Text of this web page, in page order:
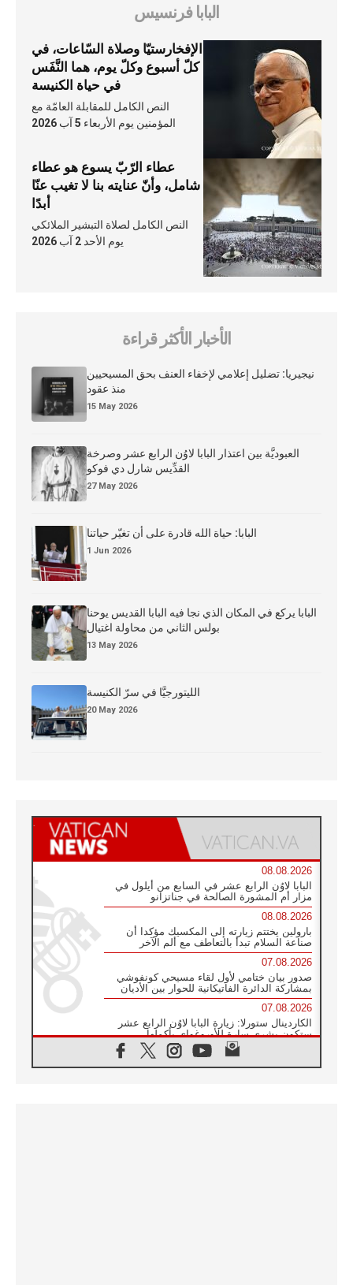
البابا فرنسيس
الإفخارستيّا وصلاة السّاعات، في
كلّ أسبوع وكلّ يوم، هما النَّفَس
في حياة الكنيسة
النص الكامل للمقابلة العامّة مع
المؤمنين يوم الأربعاء 5 آب 2026
عطاء الرّبّ يسوع هو عطاء
شامل، وأنّ عنايته بنا لا تغيب عنّا
أبدًا
النص الكامل لصلاة التبشير الملائكي
يوم الأحد 2 آب 2026
الأخبار الأكثر قراءة
نيجيريا: تضليل إعلامي لإخفاء العنف بحق المسيحيين
منذ عقود
15 May 2026
العبوديَّة بين اعتذار البابا لاوُن الرابع عشر وصرخة
القدِّيس شارل دي فوكو
27 May 2026
البابا: حياة الله قادرة على أن تغيّر حياتنا
1 Jun 2026
البابا يركع في المكان الذي نجا فيه البابا القديس يوحنا
بولس الثاني من محاولة اغتيال
13 May 2026
الليتورجيَّا في سرّ الكنيسة
20 May 2026
08.08.2026
البابا لاوُن الرابع عشر في السابع من أيلول في
مزار أم المشورة الصالحة في جناتزانو
08.08.2026
بارولين يختتم زيارته إلى المكسيك مؤكدا أن
صناعة السلام تبدأ بالتعاطف مع ألم الآخر
07.08.2026
صدور بيان ختامي لأول لقاء مسيحي كونفوشي
بمشاركة الدائرة الفاتيكانية للحوار بين الأديان
07.08.2026
الكاردينال ستورلا: زيارة البابا لاوُن الرابع عشر
ستكون بشرى سارة للأوروغواي بأكملها
الفاتيكان يعلن برنامج الزيارة الرسولية للبابا لاوُن